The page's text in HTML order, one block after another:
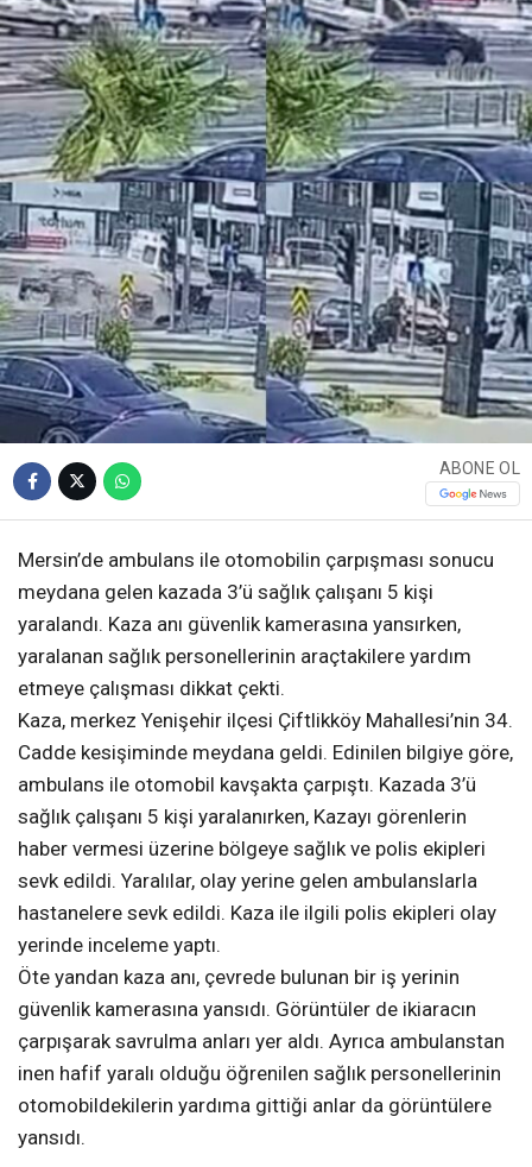
ABONE OL
Mersin’de ambulans ile otomobilin çarpışması sonucu
meydana gelen kazada 3’ü sağlık çalışanı 5 kişi
yaralandı. Kaza anı güvenlik kamerasına yansırken,
yaralanan sağlık personellerinin araçtakilere yardım
etmeye çalışması dikkat çekti.
Kaza, merkez Yenişehir ilçesi Çiftlikköy Mahallesi’nin 34.
Cadde kesişiminde meydana geldi. Edinilen bilgiye göre,
ambulans ile otomobil kavşakta çarpıştı. Kazada 3’ü
sağlık çalışanı 5 kişi yaralanırken, Kazayı görenlerin
haber vermesi üzerine bölgeye sağlık ve polis ekipleri
sevk edildi. Yaralılar, olay yerine gelen ambulanslarla
hastanelere sevk edildi. Kaza ile ilgili polis ekipleri olay
yerinde inceleme yaptı.
Öte yandan kaza anı, çevrede bulunan bir iş yerinin
güvenlik kamerasına yansıdı. Görüntüler de ikiaracın
çarpışarak savrulma anları yer aldı. Ayrıca ambulanstan
inen hafif yaralı olduğu öğrenilen sağlık personellerinin
otomobildekilerin yardıma gittiği anlar da görüntülere
yansıdı.